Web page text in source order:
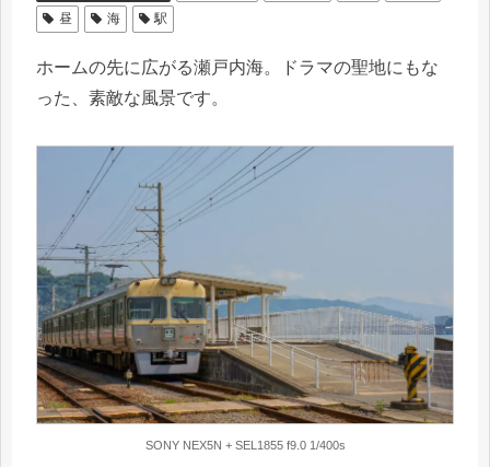
昼
海 駅
ホームの先に広がる瀬戸内海。ドラマの聖地にもな
った、素敵な風景です。
SONY NEX5N + SEL1855 f9.0 1/400s